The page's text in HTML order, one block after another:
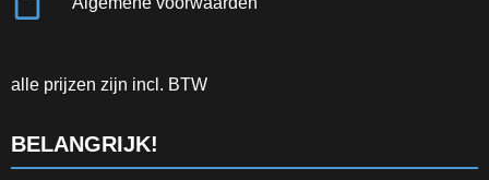
alle prijzen zijn incl. BTW
BELANGRIJK!